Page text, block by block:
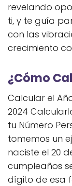
revelando
ti, y te guía
con las
crecimiento
¿Cómo
Calcular el
2024
tu Número
tomemos un
naciste el 20
cumpleaños
dígito de esa